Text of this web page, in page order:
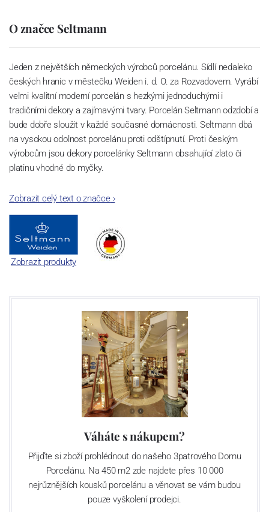
O značce Seltmann
Jeden z největších německých výrobců porcelánu. Sídlí nedaleko
českých hranic v městečku Weiden i. d. O. za Rozvadovem. Vyrábí
velmi kvalitní moderní porcelán s hezkými jednoduchými i
tradičními dekory a zajímavými tvary. Porcelán Seltmann odzdobí a
bude dobře sloužit v každé současné domácnosti. Seltmann dbá
na vysokou odolnost porcelánu proti odštípnutí. Proti českým
výrobcům jsou dekory porcelánky Seltmann obsahující zlato či
platinu vhodné do myčky.
Zobrazit celý text o značce›
Zobrazit produkty
Váháte s nákupem?
Přijďte si zboží prohlédnout do našeho 3patrového Domu
Porcelánu. Na 450 m2 zde najdete přes 10 000
nejrůznějších kousků porcelánu a věnovat se vám budou
pouze vyškolení prodejci.